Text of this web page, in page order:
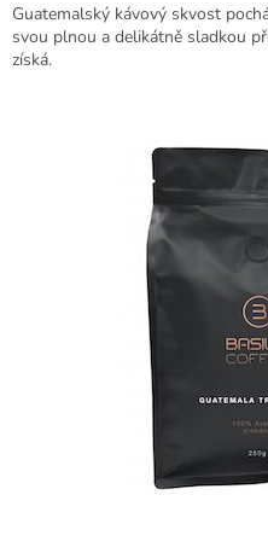
Guatemalský kávový skvost
svou plnou a delikátně sladkou
získá.